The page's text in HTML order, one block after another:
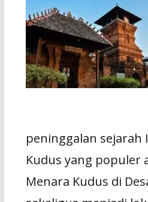
peninggalan sejarah
Kudus yang populer
Menara Kudus di